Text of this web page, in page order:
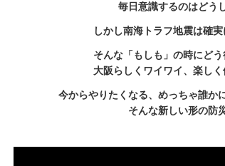
毎日意識するのはどう
しかし南海トラフ地震は確実
そんな「もしも」の時にど
大阪らしくワイワイ、楽しく
今からやりたくなる、めっちゃ誰か
そんな新しい形の防